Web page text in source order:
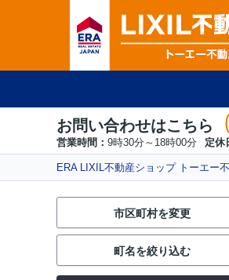
お問い合わせはこちら
営業時間： 9時30分～18時00分 定休
ERA LIXIL不動産ショップ トーエー
市区町村を変更
町名を絞り込む